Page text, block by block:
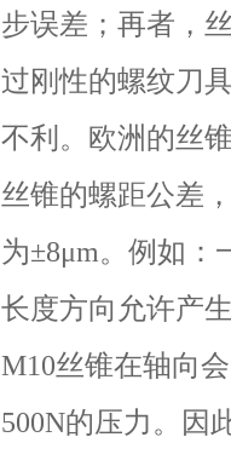
步误差；再者，
过刚性的螺纹刀
不利。欧洲的丝
丝锥的螺距公差
为±8μm。例如：
长度方向允许产
M10丝锥在轴向
500N的压力。因